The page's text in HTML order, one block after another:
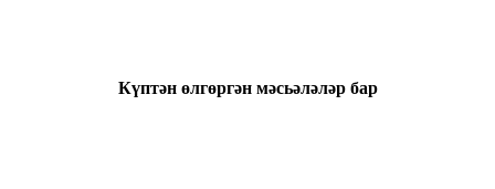
Күптән өлгөргән мәсьәләләр бар